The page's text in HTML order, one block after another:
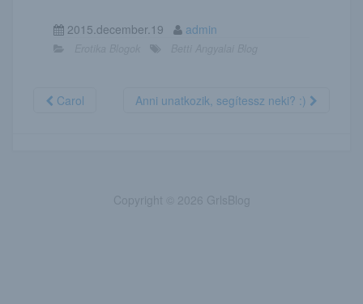
2015.december.19 admin
Carol Anni unatkozik, segítessz neki? :)